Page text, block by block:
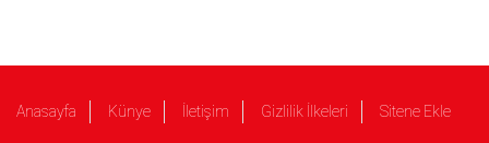
Anasayfa Künye İletişim Gizlilik İlkeleri Sitene Ekle